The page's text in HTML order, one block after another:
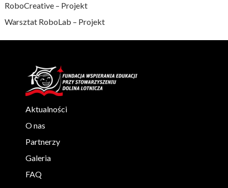
RoboCreative – Projekt
Warsztat RoboLab – Projekt
Aktualności
O nas
Partnerzy
Galeria
FAQ